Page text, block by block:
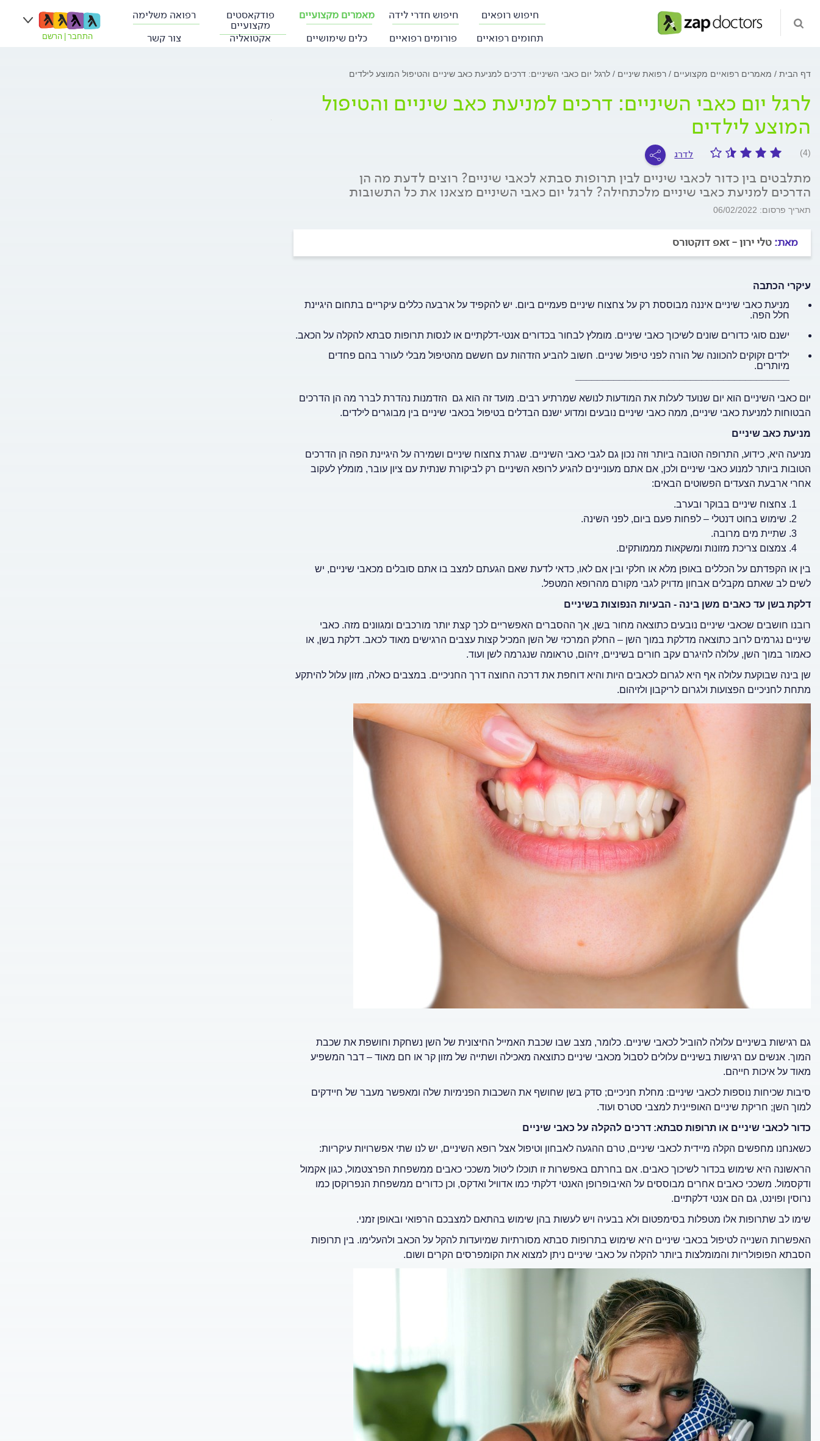
חיפוש רופאים חיפוש חדרי לידה מאמרים מקצועיים פודקאסטים
מקצועיים
רפואה משלימה
תחומים רפואיים
פורומים רפואיים כלים שימושיים אקטואליה צור קשר התחבר הרשם
דף הבית מאמרים רפואיים מקצועיים רפואת שיניים לרגל יום כאבי השיניים: דרכים למניעת כאב שיניים והטיפול המוצע לילדים
לרגל יום כאבי השיניים: דרכים למניעת כאב שיניים והטיפול
המוצע לילדים
(4) לדרג
מתלבטים בין כדור לכאבי שיניים לבין תרופות סבתא לכאבי שיניים? רוצים לדעת מה הן
הדרכים למניעת כאבי שיניים מלכתחילה? לרגל יום כאבי השיניים מצאנו את כל התשובות
תאריך פרסום: 06/02/2022
מאת: טלי ירון - זאפ דוקטורס
עיקרי הכתבה
מניעת כאבי שיניים איננה מבוססת רק על צחצוח שיניים פעמיים ביום. יש להקפיד על ארבעה כללים עיקריים בתחום היגיינת
חלל הפה.
ישנם סוגי כדורים שונים לשיכוך כאבי שיניים. מומלץ לבחור בכדורים אנטי-דלקתיים או לנסות תרופות סבתא להקלה על הכאב.
ילדים זקוקים להכוונה של הורה לפני טיפול שיניים. חשוב להביע הזדהות עם חששם מהטיפול מבלי לעורר בהם פחדים
מיותרים.
יום כאבי השיניים הוא יום שנועד לעלות את המודעות לנושא שמרתיע רבים. מועד זה הוא גם הזדמנות נהדרת לברר מה הן הדרכים
הבטוחות למניעת כאבי שיניים, ממה כאבי שיניים נובעים ומדוע ישנם הבדלים בטיפול בכאבי שיניים בין מבוגרים לילדים.
מניעת כאב שיניים
מניעה היא, כידוע, התרופה הטובה ביותר וזה נכון גם לגבי כאבי השיניים. שגרת צחצוח שיניים ושמירה על היגיינת הפה הן הדרכים
הטובות ביותר למנוע כאבי שיניים ולכן, אם אתם מעוניינים להגיע לרופא השיניים רק לביקורת שנתית עם ציון עובר, מומלץ לעקוב
אחרי ארבעת הצעדים הפשוטים הבאים:
צחצוח שיניים בבוקר ובערב.
שימוש בחוט דנטלי – לפחות פעם ביום, לפני השינה.
שתיית מים מרובה.
צמצום צריכת מזונות ומשקאות מממותקים.
בין או הקפדתם על הכללים באופן מלא או חלקי ובין אם לאו, כדאי לדעת שאם הגעתם למצב בו אתם סובלים מכאבי שיניים, יש
לשים לב שאתם מקבלים אבחון מדויק לגבי מקורם מהרופא המטפל.
דלקת בשן עד כאבים משן בינה - הבעיות הנפוצות בשיניים
רובנו חושבים שכאבי שיניים נובעים כתוצאה מחור בשן, אך ההסברים האפשריים לכך קצת יותר מורכבים ומגוונים מזה. כאבי
שיניים נגרמים לרוב כתוצאה מדלקת במוך השן – החלק המרכזי של השן המכיל קצות עצבים הרגישים מאוד לכאב. דלקת בשן, או
כאמור במוך השן, עלולה להיגרם עקב חורים בשיניים, זיהום, טראומה שנגרמה לשן ועוד.
שן בינה שבוקעת עלולה אף היא לגרום לכאבים היות והיא דוחפת את דרכה החוצה דרך החניכיים. במצבים כאלה, מזון עלול להיתקע
מתחת לחניכיים הפצועות ולגרום לריקבון ולזיהום.
גם רגישות בשיניים עלולה להוביל לכאבי שיניים. כלומר, מצב שבו שכבת האמייל החיצונית של השן נשחקת וחושפת את שכבת
המוך. אנשים עם רגישות בשיניים עלולים לסבול מכאבי שיניים כתוצאה מאכילה ושתייה של מזון קר או חם מאוד – דבר המשפיע
מאוד על איכות חייהם.
סיבות שכיחות נוספות לכאבי שיניים: מחלת חניכיים; סדק בשן שחושף את השכבות הפנימיות שלה ומאפשר מעבר של חיידקים
למוך השן; חריקת שיניים האופיינית למצבי סטרס ועוד.
כדור לכאבי שיניים או תרופות סבתא: דרכים להקלה על כאבי שיניים
כשאנחנו מחפשים הקלה מיידית לכאבי שיניים, טרם ההגעה לאבחון וטיפול אצל רופא השיניים, יש לנו שתי אפשרויות עיקריות:
הראשונה היא שימוש בכדור לשיכוך כאבים. אם בחרתם באפשרות זו תוכלו ליטול משככי כאבים ממשפחת הפרצטמול, כגון אקמול
ודקסמול. משככי כאבים אחרים מבוססים על האיבופרופן האנטי דלקתי כמו אדוויל ואדקס, וכן כדורים ממשפחת הנפרוקסן כמו
נרוסין ופוינט, גם הם אנטי דלקתיים.
שימו לב שתרופות אלו מטפלות בסימפטום ולא בבעיה ויש לעשות בהן שימוש בהתאם למצבכם הרפואי ובאופן זמני.
האפשרות השנייה לטיפול בכאבי שיניים היא שימוש בתרופות סבתא מסורתיות שמיועדות להקל על הכאב ולהעלימו. בין תרופות
הסבתא הפופולריות והמומלצות ביותר להקלה על כאבי שיניים ניתן למצוא את הקומפרסים הקרים ושום.